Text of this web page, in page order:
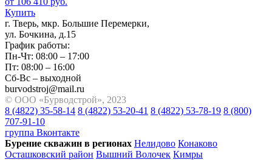
Купить
г. Тверь, мкр. Большие Перемерки,
ул. Бочкина, д.15
График работы:
Пн-Чт: 08:00 – 17:00
Пт: 08:00 – 16:00
Сб-Вс – выходной
burvodstroj@mail.ru
© ООО «Бурводстрой», 2023
8 (4822) 35-58-14 8 (4822) 53-20-41 8 (4822) 53-78-19 8 (800)
707-91-10
группа Вконтакте
Бурение скважин в регионах Нелидово Конаково
Осташковский район Вышний Волочек Кимры